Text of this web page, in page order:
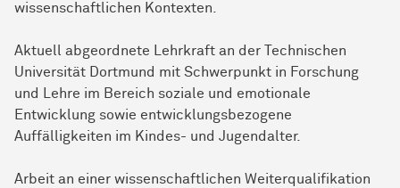
wissenschaftlichen Kontexten.
Aktuell abgeordnete Lehrkraft an der Technischen
Universität Dortmund mit Schwerpunkt in Forschung
und Lehre im Bereich soziale und emotionale
Entwicklung sowie entwicklungsbezogene
Auffälligkeiten im Kindes- und Jugendalter.
Arbeit an einer wissenschaftlichen Weiterqualifikation